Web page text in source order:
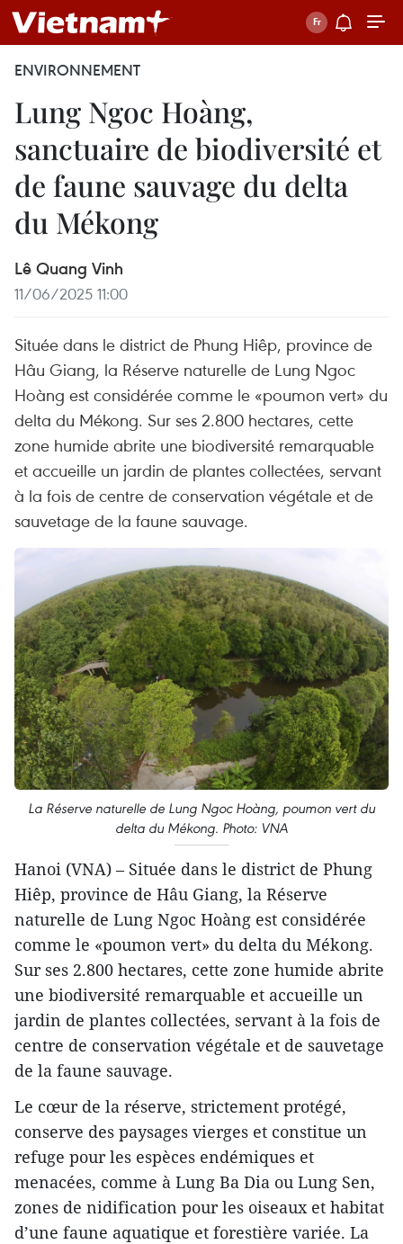
ENVIRONNEMENT
Lung Ngoc Hoàng,
sanctuaire de biodiversité et
de faune sauvage du delta
du Mékong
Lê Quang Vinh
11/06/2025 11:00
Située dans le district de Phung Hiêp, province de
Hâu Giang, la Réserve naturelle de Lung Ngoc
Hoàng est considérée comme le «poumon vert» du
delta du Mékong. Sur ses 2.800 hectares, cette
zone humide abrite une biodiversité remarquable
et accueille un jardin de plantes collectées, servant
à la fois de centre de conservation végétale et de
sauvetage de la faune sauvage.
La Réserve naturelle de Lung Ngoc Hoàng, poumon vert du
delta du Mékong. Photo: VNA
Hanoi (VNA) – Située dans le district de Phung
Hiêp, province de Hâu Giang, la Réserve
naturelle de Lung Ngoc Hoàng est considérée
comme le «poumon vert» du delta du Mékong.
Sur ses 2.800 hectares, cette zone humide abrite
une biodiversité remarquable et accueille un
jardin de plantes collectées, servant à la fois de
centre de conservation végétale et de sauvetage
de la faune sauvage.
Le cœur de la réserve, strictement protégé,
conserve des paysages vierges et constitue un
refuge pour les espèces endémiques et
menacées, comme à Lung Ba Dia ou Lung Sen,
zones de nidification pour les oiseaux et habitat
d’une faune aquatique et forestière variée. La